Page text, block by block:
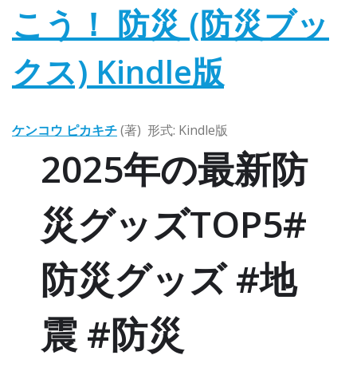
こう！ 防災 (防災ブッ
クス) Kindle版
ケンコウ ピカキチ(著) 形式: Kindle版
2025年の最新防
災グッズTOP5#
防災グッズ #地
震 #防災